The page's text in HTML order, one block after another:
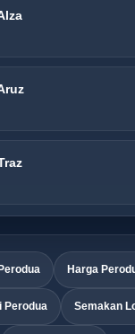
Harga
Perodua Semakan